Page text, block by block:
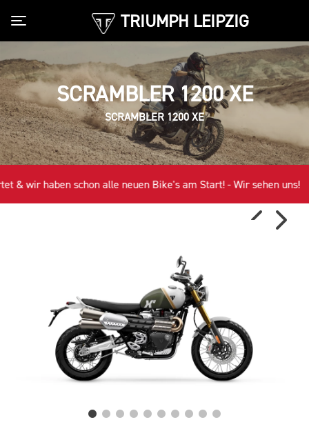
TRIUMPH LEIPZIG
Toggle navigation
SCRAMBLER 1200 XE
SCRAMBLER 1200 XE
haben schon alle neuen Bike's am Start! - Wir sehen uns!